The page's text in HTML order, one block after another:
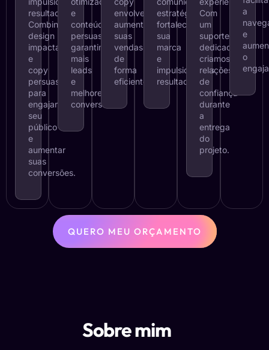
resultados.
Combinando
design
impactante
e
copy
persuasivo
para
engajar
seu
público
e
aumentar
suas
conversões.
e
conteúdos
persuasivos,
garantimos
mais
leads
e
melhores
conversões.
envolvente,
aumentamos
suas
vendas
de
forma
eficiente.
estratégica,
fortalecemos
sua
marca
e
impulsionamos
resultados.
Com
um
suporte
dedicado,
criamos
relações
de
confiança
durante
a
entrega
do
projeto.
a
e
o
QUERO MEU ORÇAMENTO
Sobre mim